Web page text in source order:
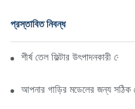
প্রস্তাবিত নিবন্ধ
শীর্ষ তেল ফিল্টার উৎপাদনকারী
আপনার গাড়ির মডেলের জন্য সঠিক